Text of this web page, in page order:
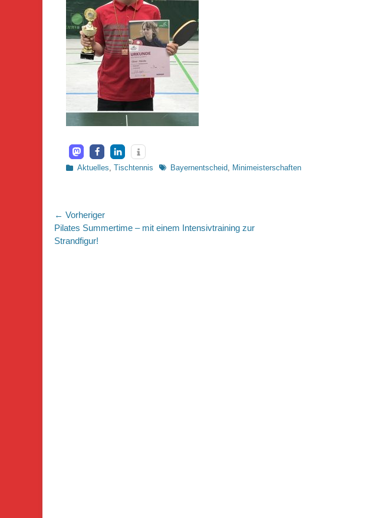
Kategorien
Aktuelles, Tischtennis Schlagworte
Bayernentscheid, Minimeisterschaften
Beitragsnavigation
← Vorheriger
Vorheriger
Beitrag:
Pilates Summertime – mit einem Intensivtraining zur
Strandfigur!